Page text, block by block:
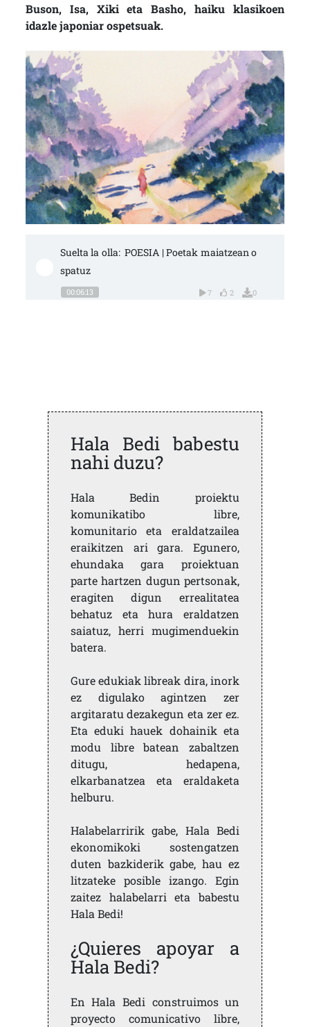
Buson, Isa, Xiki eta Basho, haiku klasikoen
idazle japoniar ospetsuak.
Suelta la olla:  POESIA | Poetak maiatzean o
spatuz
00:06:13 7 2 0
Hala Bedi babestu
nahi duzu?
Hala Bedin proiektu
komunikatibo libre,
komunitario eta eraldatzailea
eraikitzen ari gara. Egunero,
ehundaka gara proiektuan
parte hartzen dugun pertsonak,
eragiten digun errealitatea
behatuz eta hura eraldatzen
saiatuz, herri mugimenduekin
batera.
Gure edukiak libreak dira, inork
ez digulako agintzen zer
argitaratu dezakegun eta zer ez.
Eta eduki hauek dohainik eta
modu libre batean zabaltzen
ditugu, hedapena,
elkarbanatzea eta eraldaketa
helburu.
Halabelarririk gabe, Hala Bedi
ekonomikoki sostengatzen
duten bazkiderik gabe, hau ez
litzateke posible izango. Egin
zaitez halabelarri eta babestu
Hala Bedi!
¿Quieres apoyar a
Hala Bedi?
En Hala Bedi construimos un
proyecto comunicativo libre,